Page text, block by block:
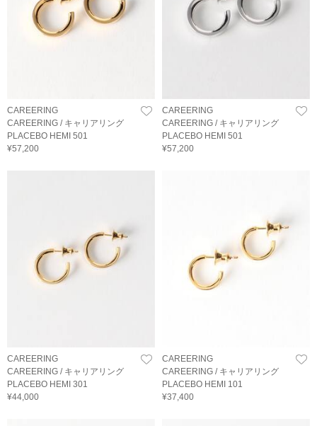
CAREERING
CAREERING / キャリアリング
PLACEBO HEMI 501
¥57,200
CAREERING
CAREERING / キャリアリング
PLACEBO HEMI 501
¥57,200
CAREERING
CAREERING / キャリアリング
PLACEBO HEMI 301
¥44,000
CAREERING
CAREERING / キャリアリング
PLACEBO HEMI 101
¥37,400